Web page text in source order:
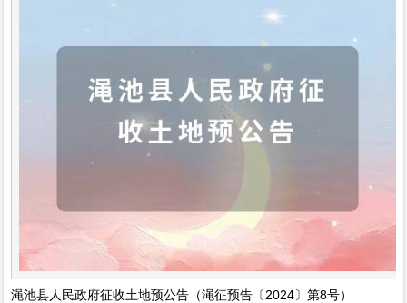
渑池县人民政府征收土地预公告（渑征预告〔2024〕第8号）